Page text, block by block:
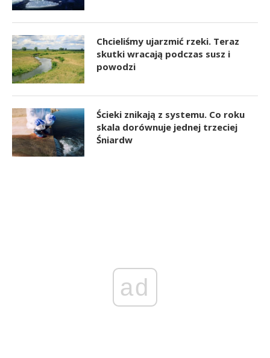
Chcieliśmy ujarzmić rzeki. Teraz
skutki wracają podczas susz i
powodzi
Ścieki znikają z systemu. Co roku
skala dorównuje jednej trzeciej
Śniardw
ad